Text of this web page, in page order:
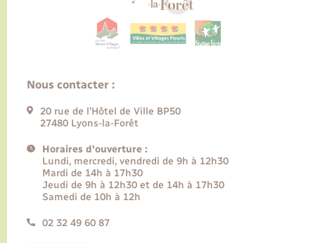
Nous contacter :
20 rue de l’Hôtel de Ville BP50
27480 Lyons-la-Forêt
Horaires d'ouverture :
Lundi, mercredi, vendredi de 9h à 12h30
Mardi de 14h à 17h30
Jeudi de 9h à 12h30 et de 14h à 17h30
Samedi de 10h à 12h
02 32 49 60 87